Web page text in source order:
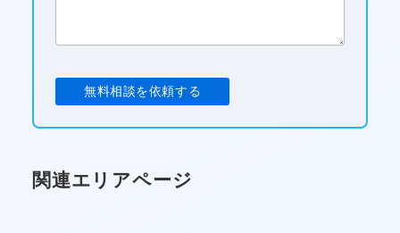
関連エリアページ